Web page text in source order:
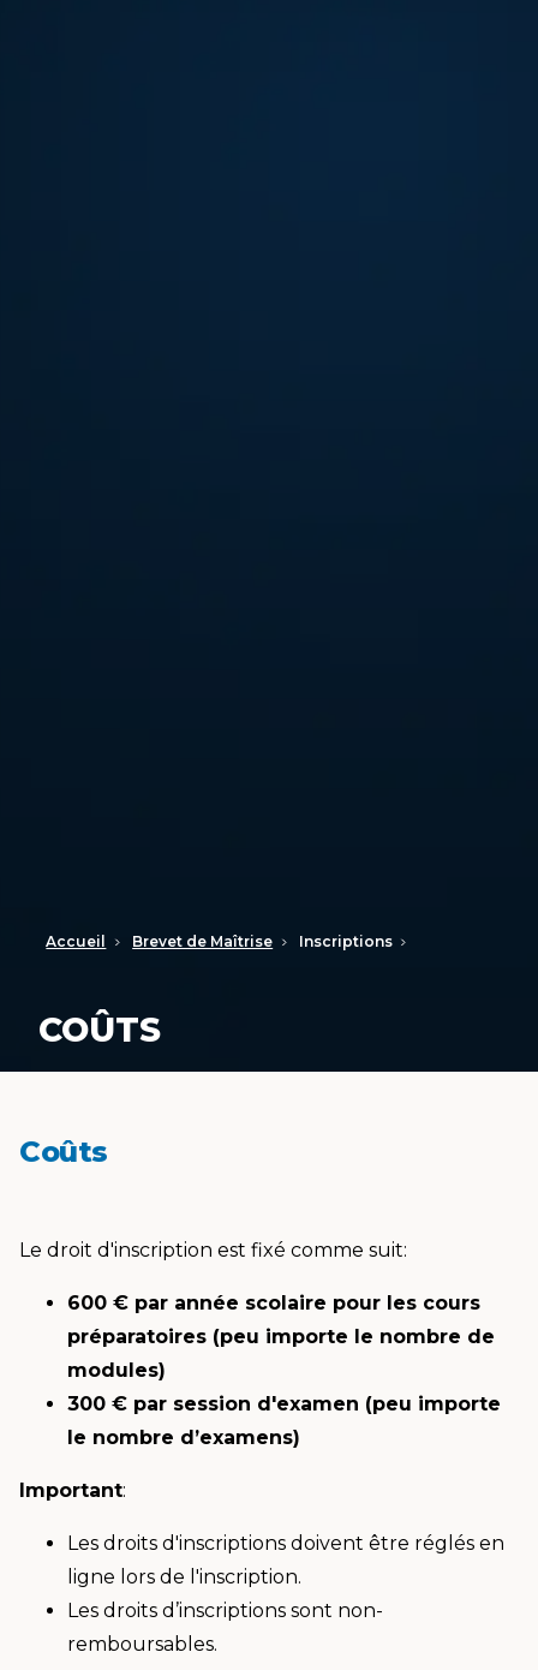
Accueil Brevet de Maîtrise Inscriptions
COÛTS
Coûts
Le droit d'inscription est fixé comme suit:
600 € par année scolaire pour les cours
préparatoires (peu importe le nombre de
modules)
300 € par session d'examen (peu importe
le nombre d’examens)
Important:
Les droits d'inscriptions doivent être réglés en
ligne lors de l'inscription.
Les droits d’inscriptions sont non-
remboursables.